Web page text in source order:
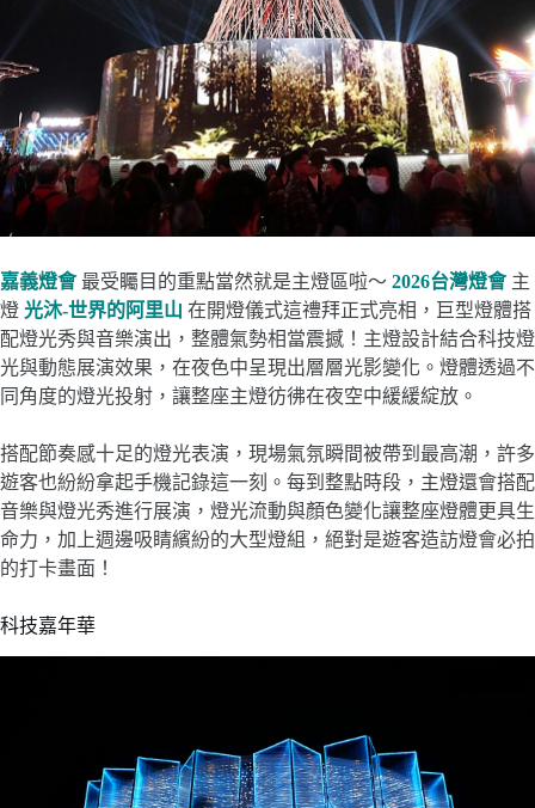
嘉義燈會最受矚目的重點當然就是主燈區啦～ 2026台灣燈會主
燈 光沐-世界的阿里山 在開燈儀式這禮拜正式亮相，巨型燈體搭
配燈光秀與音樂演出，整體氣勢相當震撼！主燈設計結合科技燈
光與動態展演效果，在夜色中呈現出層層光影變化。燈體透過不
同角度的燈光投射，讓整座主燈彷彿在夜空中緩緩綻放。
搭配節奏感十足的燈光表演，現場氣氛瞬間被帶到最高潮，許多
遊客也紛紛拿起手機記錄這一刻。每到整點時段，主燈還會搭配
音樂與燈光秀進行展演，燈光流動與顏色變化讓整座燈體更具生
命力，加上週邊吸睛繽紛的大型燈組，絕對是遊客造訪燈會必拍
的打卡畫面！
科技嘉年華